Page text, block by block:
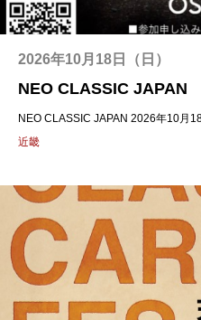
2026年10月18日（日）
NEO CLASSIC JAPAN
NEO CLASSIC JAPAN 2026年10
近畿